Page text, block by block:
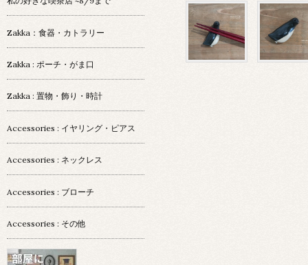
Zakka：食器・カトラリー
Zakka : ポーチ・がま口
Zakka : 置物・飾り・時計
Accessories : イヤリング・ピアス
Accessories : ネックレス
Accessories : ブローチ
Accessories : その他